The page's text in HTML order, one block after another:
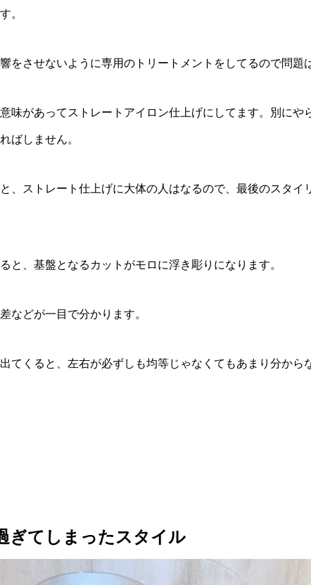
。
をさせないように専用のトリートメントをしてるので問題
味があってストレートアイロン仕上げにしてます。別にや
ばしません。
、ストレート仕上げに大体の人はなるので、最後のスタイ
と、基盤となるカットがモロに浮き彫りになります。
などが一目で分かります。
てくると、左右が必ずしも均等じゃなくてもあまり分から
ぎてしまったスタイル